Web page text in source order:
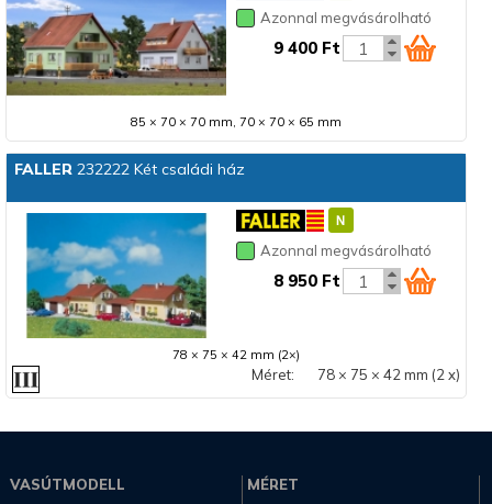
Azonnal megvásárolható
9 400 Ft
85 × 70 × 70 mm, 70 × 70 × 65 mm
FALLER232222 Két családi ház
Azonnal megvásárolható
8 950 Ft
78 × 75 × 42 mm (2×)
Méret: 78 × 75 × 42 mm (2 x)
VASÚTMODELL MÉRET